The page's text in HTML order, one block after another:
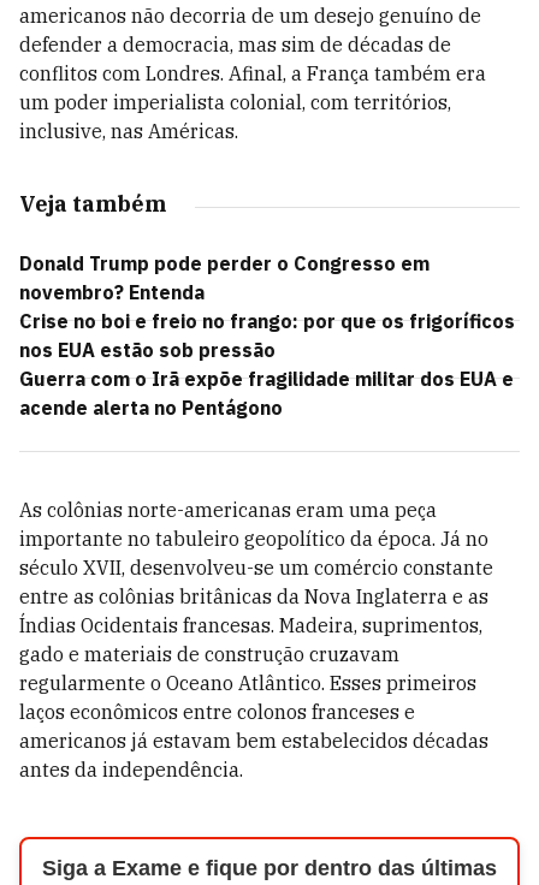
americanos não decorria de um desejo genuíno de
defender a democracia, mas sim de décadas de
conflitos com Londres. Afinal, a França também era
um poder imperialista colonial, com territórios,
inclusive, nas Américas.
Veja também
Donald Trump pode perder o Congresso em
novembro? Entenda
Crise no boi e freio no frango: por que os frigoríficos
nos EUA estão sob pressão
Guerra com o Irã expõe fragilidade militar dos EUA e
acende alerta no Pentágono
As colônias norte-americanas eram uma peça
importante no tabuleiro geopolítico da época. Já no
século XVII, desenvolveu-se um comércio constante
entre as colônias britânicas da Nova Inglaterra e as
Índias Ocidentais francesas. Madeira, suprimentos,
gado e materiais de construção cruzavam
regularmente o Oceano Atlântico. Esses primeiros
laços econômicos entre colonos franceses e
americanos já estavam bem estabelecidos décadas
antes da independência.
Siga a Exame e fique por dentro das últimas